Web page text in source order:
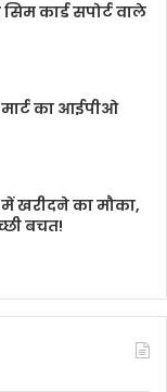
कार्ड सपोर्ट वाले
का आईपीओ
खरीदने का मौका,
बचत!